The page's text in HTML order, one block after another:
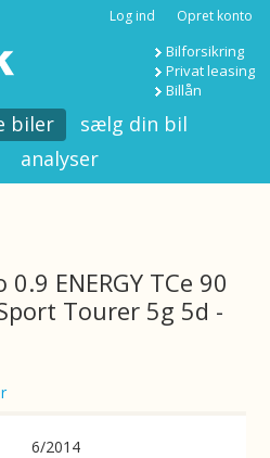
Log ind Opret konto
Bilforsikring
Privat leasing
Billån
biler
sælg din bil
analyser
ENERGY TCe 90
Tourer 5g 5d -
6/2014